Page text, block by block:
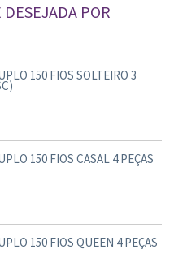
POR
150 FIOS SOLTEIRO 3
150 FIOS CASAL 4 PEÇAS
150 FIOS QUEEN 4 PEÇAS